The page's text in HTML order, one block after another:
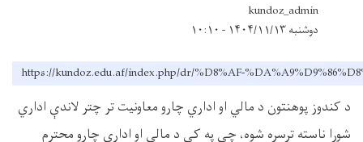
kundoz_admin
دوشنبه ۱۴۰۴/۱۱/۱۳ - ۱۰:۱۰
https://kundoz.edu.af/index.php/dr/%D8%AF-
د کندوز پوهنتون د مالي او اداري چارو معاونیت تر چتر لاندې اداري
شورا ناسته ترسره شوه، چې په کې د مالي او اداري چارو محترم